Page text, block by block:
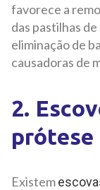
favorece a
das pastilhas
eliminação de
causadoras de
2.
prótese
Existem